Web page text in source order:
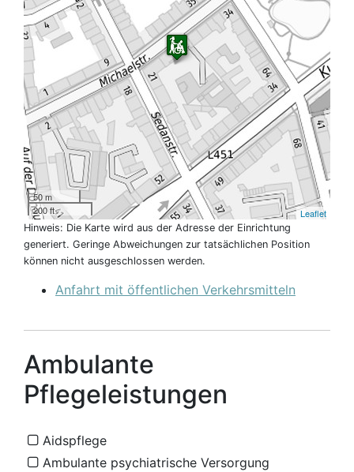
50 m
200 ft
Leaflet
Hinweis: Die Karte wird aus der Adresse der Einrichtung
generiert. Geringe Abweichungen zur tatsächlichen Position
können nicht ausgeschlossen werden.
Anfahrt mit öffentlichen Verkehrsmitteln
Ambulante
Pflegeleistungen
Aidspflege
Ambulante psychiatrische Versorgung